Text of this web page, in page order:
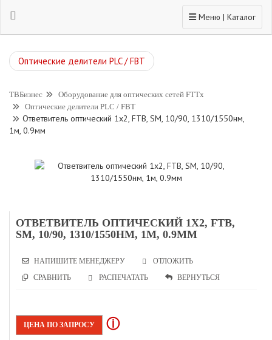
Toggle navigation
Меню | Каталог
Оптические делители PLC / FBT
ТВБизнес
Оборудование для оптических сетей FTTx
Оптические делители PLC / FBT
Ответвитель оптический 1х2, FTB, SM, 10/90, 1310/1550нм,
1м, 0.9мм
ОТВЕТВИТЕЛЬ ОПТИЧЕСКИЙ 1Х2, FTB,
SM, 10/90, 1310/1550НМ, 1М, 0.9ММ
НАПИШИТЕ МЕНЕДЖЕРУ
ОТЛОЖИТЬ
СРАВНИТЬ
РАСПЕЧАТАТЬ ВЕРНУТЬСЯ
ЦЕНА ПО ЗАПРОСУ ⓘ